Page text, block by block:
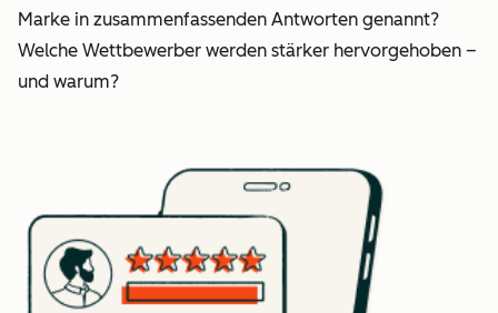
Marke in zusammenfassenden Antworten genannt?
Welche Wettbewerber werden stärker hervorgehoben –
und warum?